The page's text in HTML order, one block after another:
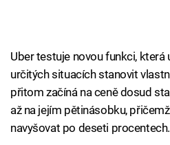
Uber testuje novou funkci, která
určitých situacích stanovit
přitom začíná na ceně dosud
až na jejím pětinásobku,
navyšovat po deseti procentech.